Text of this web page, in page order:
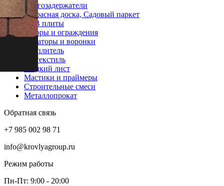
Снегозадержатели
Террасная доска, Садовый паркет
OSB плиты
Заборы и ограждения
Аэраторы и воронки
Утеплитель
Геотекстиль
Гладкий лист
Мастики и праймеры
Строительные смеси
Металлопрокат
Обратная связь
+7 985 002 98 71
info@krovlyagroup.ru
Режим работы
Пн-Пт: 9:00 - 20:00